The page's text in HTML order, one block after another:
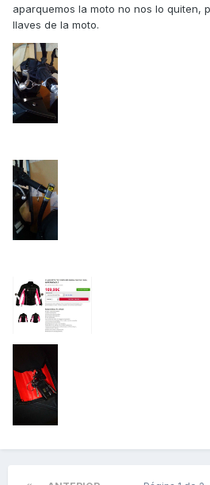
aparquemos la moto no nos lo quiten,
llaves de la moto.